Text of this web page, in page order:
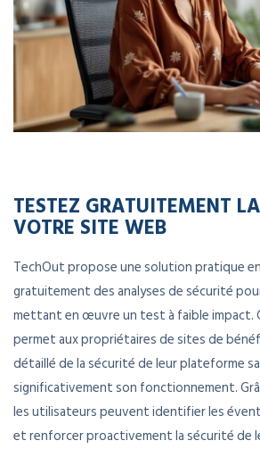
TESTEZ GRATUITEMENT
VOTRE SITE WEB
TechOut propose une solution pratique
gratuitement des analyses de sécurité
mettant en œuvre un test à faible impact.
permet aux propriétaires de sites de
détaillé de la sécurité de leur plateforme
significativement son fonctionnement.
les utilisateurs peuvent identifier les
et renforcer proactivement la sécurité de